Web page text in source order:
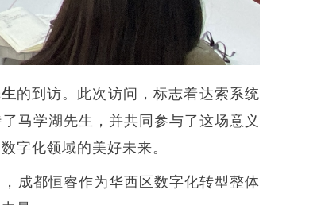
的到访。此次访问，标志着达索系统
马学湖先生，并共同参与了这场意义
字化领域的美好未来。
成都恒睿作为华西区数字化转型整体